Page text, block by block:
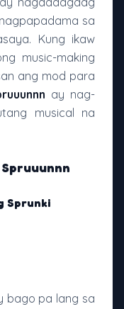
sa
Kung ikaw
music-making
ang mod para
ay nag-
musical na
Sprunki
bago pa lang sa